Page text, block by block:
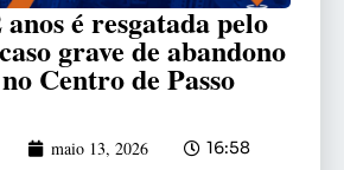
é resgatada pelo
grave de abandono
Centro de Passo
maio 13, 2026 16:58